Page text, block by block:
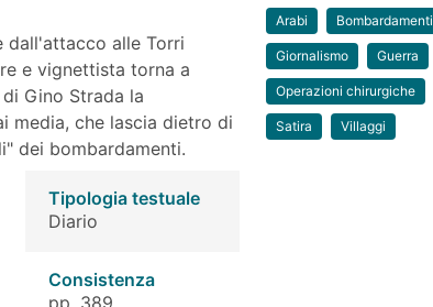
dall'attacco alle Torri
e vignettista torna a
Gino Strada la
media, che lascia dietro di
dei bombardamenti.
Tipologia testuale
Diario
Consistenza
pp. 389
Arabi Bombardamenti
Giornalismo Guerra
Operazioni chirurgiche
Satira Villaggi